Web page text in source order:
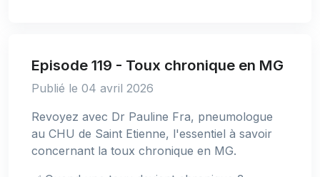
Episode 119 - Toux chronique en MG
Publié le 04 avril 2026
Revoyez avec Dr Pauline Fra, pneumologue
au CHU de Saint Etienne, l'essentiel à savoir
concernant la toux chronique en MG.